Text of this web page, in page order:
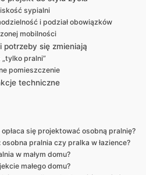
sypialni
i podział obowiązków
mobilności
potrzeby się zmieniają
pralni”
pomieszczenie
techniczne
się projektować osobną pralnię?
pralnia czy pralka w łazience?
w małym domu?
małego domu?